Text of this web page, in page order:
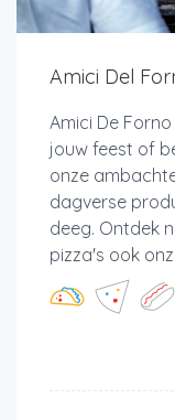
Amici Del
Amici De
jouw feest of
onze
dagverse
deeg. Ontdek
pizza's ook